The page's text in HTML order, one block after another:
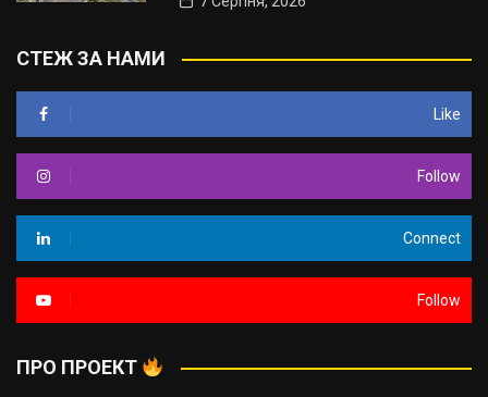
СТЕЖ ЗА НАМИ
Like
Follow
Connect
Follow
ПРО ПРОЕКТ